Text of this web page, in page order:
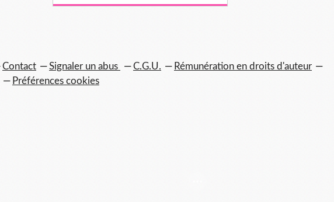
Contact Signaler un abus C.G.U.
Rémunération en droits d'auteur
Préférences cookies